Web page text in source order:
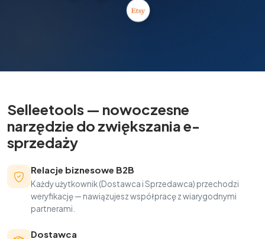
Selleetools — nowoczesne
narzędzie do zwiększania e-
sprzedaży
Relacje biznesowe B2B
Każdy użytkownik (Dostawca i Sprzedawca) przechodzi
weryfikację — nawiązujesz współpracę z wiarygodnymi
partnerami.
Dostawca